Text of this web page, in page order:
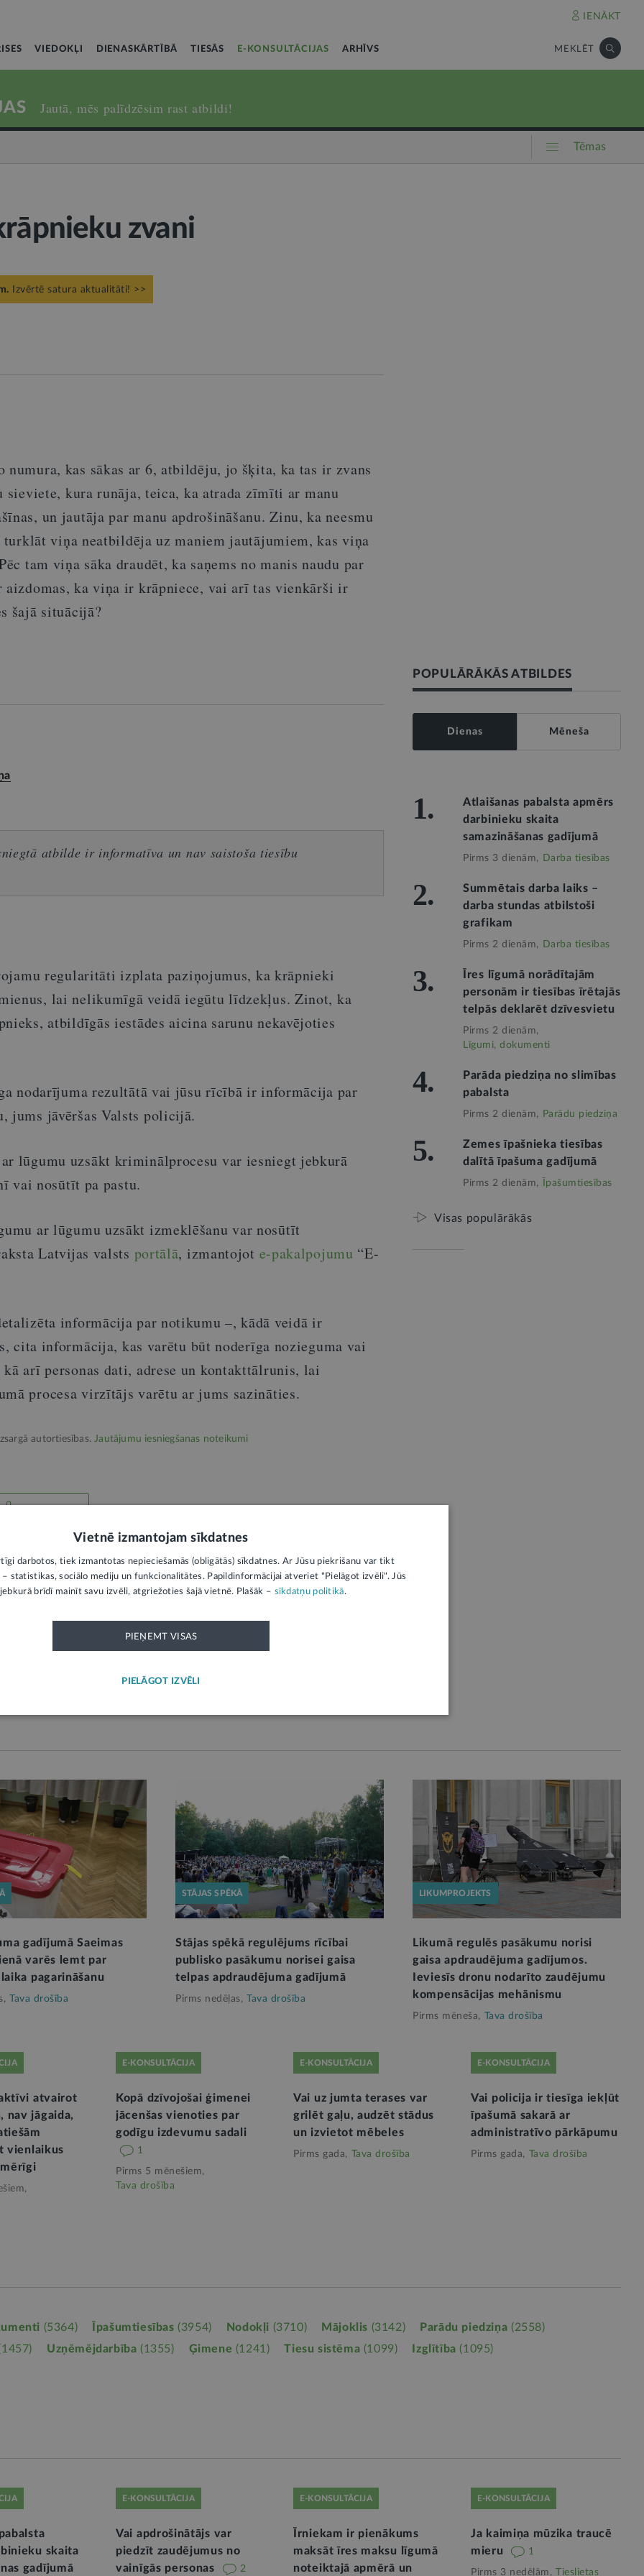
IENĀKT
VIEDOKĻI DIENASKĀRTĪBĀ TIESĀS E-KONSULTĀCIJAS ARHĪVS MEKLĒT
Jautā, mēs palīdzēsim rast atbildi!
Tēmas
zvani
Izvērtē satura aktualitāti! >>
kas sākas ar 6, atbildēju, jo šķita, ka tas ir zvans
sieviete, kura runāja, teica, ka atrada zīmīti ar manu
un jautāja par manu apdrošināšanu. Zinu, ka neesmu
viņa neatbildēja uz maniem jautājumiem, kas viņa
tam viņa sāka draudēt, ka saņems no manis naudu par
aizdomas, ka viņa ir krāpniece, vai arī tas vienkārši ir
šajā situācijā?
atbilde ir informatīva un nav saistoša tiesību
regularitāti izplata paziņojumus, ka krāpnieki
lai nelikumīgā veidā iegūtu līdzekļus. Zinot, ka
atbildīgās iestādes aicina sarunu nekavējoties
nodarījuma rezultātā vai jūsu rīcībā ir informācija par
jums jāvēršas Valsts policijā.
lūgumu uzsākt kriminālprocesu var iesniegt jebkurā
vai nosūtīt pa pastu.
ar lūgumu uzsākt izmeklēšanu var nosūtīt
Latvijas valsts portālā, izmantojot e-pakalpojumu “E-
informācija par notikumu –, kādā veidā ir
cita informācija, kas varētu būt noderīga nozieguma vai
arī personas dati, adrese un kontakttālrunis, lai
procesa virzītājs varētu ar jums sazināties.
autortiesības.Jautājumu iesniegšanas noteikumi
Policija
POPULĀRĀKĀS ATBILDES
Dienas Mēneša
1.
Atlaišanas pabalsta apmērs
darbinieku skaita
samazināšanas gadījumā
Pirms 3 dienām, Darba tiesības
2.
Summētais darba laiks –
darba stundas atbilstoši
grafikam
Pirms 2 dienām, Darba tiesības
3.
Īres līgumā norādītajām
personām ir tiesības īrētajās
telpās deklarēt dzīvesvietu
Pirms 2 dienām,
Līgumi, dokumenti
4.
Parāda piedziņa no slimības
pabalsta
Pirms 2 dienām, Parādu piedziņa
5.
Zemes īpašnieka tiesības
dalītā īpašuma gadījumā
Pirms 2 dienām, Īpašumtiesības
Visas populārākās
gadījumā Saeimas
varēs lemt par
laika pagarināšanu
Tava drošība
STĀJAS SPĒKĀ
Stājas spēkā regulējums rīcībai
publisko pasākumu norisei gaisa
telpas apdraudējuma gadījumā
Pirms nedēļas, Tava drošība
LIKUMPROJEKTS
Likumā regulēs pasākumu norisi
gaisa apdraudējuma gadījumos.
Ieviesīs dronu nodarīto zaudējumu
kompensācijas mehānismu
Pirms mēneša, Tava drošība
atvairot
nav jāgaida,
vienlaikus
E-KONSULTĀCIJA
Kopā dzīvojošai ģimenei
jācenšas vienoties par
godīgu izdevumu sadali
1
Pirms 5 mēnešiem,
Tava drošība
E-KONSULTĀCIJA
Vai uz jumta terases var
grilēt gaļu, audzēt stādus
un izvietot mēbeles
Pirms gada, Tava drošība
E-KONSULTĀCIJA
Vai policija ir tiesīga iekļūt
īpašumā sakarā ar
administratīvo pārkāpumu
Pirms gada, Tava drošība
(5364) Īpašumtiesības (3954) Nodokļi (3710) Mājoklis (3142) Parādu piedziņa (2558)
Uzņēmējdarbība (1355) Ģimene (1241) Tiesu sistēma (1099) Izglītība (1095)
skaita
gadījumā
E-KONSULTĀCIJA
Vai apdrošinātājs var
piedzīt zaudējumus no
vainīgās personas
2
E-KONSULTĀCIJA
Īrniekam ir pienākums
maksāt īres maksu līgumā
noteiktajā apmērā un
E-KONSULTĀCIJA
Ja kaimiņa mūzika traucē
mieru
1
Pirms 3 nedēļām, Tieslietas
Vietnē izmantojam sīkdatnes
darbotos, tiek izmantotas nepieciešamās (obligātās) sīkdatnes. Ar Jūsu piekrišanu var tikt
statistikas, sociālo mediju un funkcionalitātes. Papildinformācijai atveriet "Pielāgot izvēli". Jūs
brīdī mainīt savu izvēli, atgriežoties šajā vietnē. Plašāk – sīkdatņu politikā.
PIEŅEMT VISAS
PIELĀGOT IZVĒLI